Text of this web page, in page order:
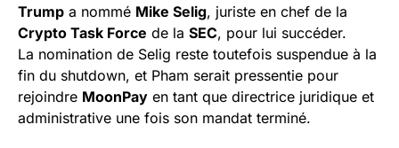
Trump a nommé Mike Selig, juriste en chef de la
Crypto Task Force de la SEC, pour lui succéder.
La nomination de Selig reste toutefois suspendue à la
fin du shutdown, et Pham serait pressentie pour
rejoindre MoonPay en tant que directrice juridique et
administrative une fois son mandat terminé.